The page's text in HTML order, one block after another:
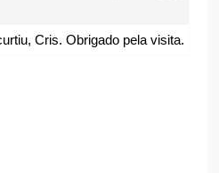
Cris. Obrigado pela visita.